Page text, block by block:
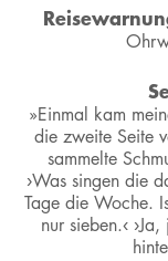
»Einmal kam
die zweite Seite
sammelte
›Was singen die
Tage die Woche.
nur sieben.‹